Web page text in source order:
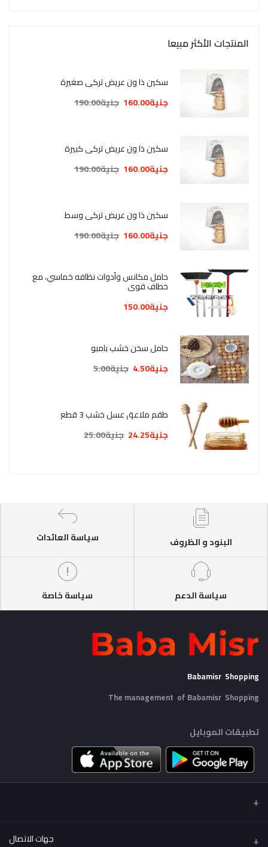
المنتجات الأكثر مبيعا
سكين ذا ون عريض تركي صغيرة
جنية160.00
جنية190.00
سكين ذا ون عريض تركي كبيرة
جنية160.00
جنية190.00
سكين ذا ون عريض تركي وسط
جنية160.00
جنية190.00
حامل مكانس وأدوات نظافه خماسي، مع
خطاف قوي
جنية150.00
حامل سخن خشب بامبو
جنية4.50
جنية5.00
طقم ملاعق عسل خشب 3 قطع
جنية24.25
جنية25.00
البنود و الظروف سياسة العائدات
سياسة الدعم سياسة خاصة
Babamisr Shopping
The management of Babamisr Shopping
تطبيقات الموبايل
جهات الاتصال